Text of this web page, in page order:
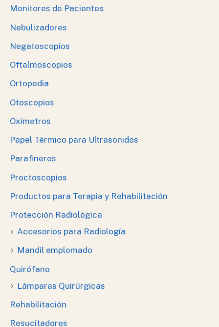
Monitores de Pacientes
Nebulizadores
Negatoscopios
Oftalmoscopios
Ortopedia
Otoscopios
Oxímetros
Papel Térmico para Ultrasonidos
Parafineros
Proctoscopios
Productos para Terapia y Rehabilitación
Protección Radiológica
Accesorios para Radiología
Mandil emplomado
Quirófano
Lámparas Quirúrgicas
Rehabilitación
Resucitadores